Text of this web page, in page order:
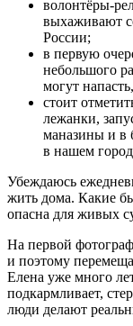
волонтёры-
выхаживают
России;
в первую
небольшого
могут
стоит
лежанки,
маназины и в
в нашем
Убеждаюсь
жить дома. Какие
опасна для живых
На первой
и поэтому
Елена уже много
подкармливает,
люди делают